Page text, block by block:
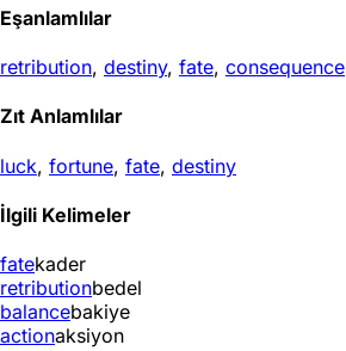
Eşanlamlılar
retribution, destiny, fate, consequence
Zıt Anlamlılar
luck, fortune, fate, destiny
İlgili Kelimeler
fatekader
retributionbedel
balancebakiye
actionaksiyon